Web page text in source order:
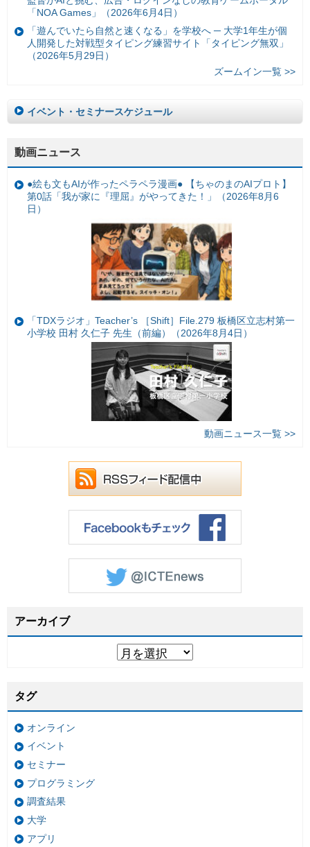
「NOA Games」（2026年6月4日）
「遊んでいたら自然と速くなる」を学校へ ─ 大学1年生が個
人開発した対戦型タイピング練習サイト「タイピング無双」
（2026年5月29日）
ズームイン一覧 >>
イベント・セミナースケジュール
動画ニュース
●絵も文もAIが作ったペラペラ漫画● 【ちゃのまのAIプロト】
第0話「我が家に『理屈』がやってきた！」（2026年8月6
日）
「TDXラジオ」Teacher’s ［Shift］File.279 板橋区立志村第一
小学校 田村 久仁子 先生（前編）（2026年8月4日）
動画ニュース一覧 >>
アーカイブ
タグ
オンライン
イベント
セミナー
プログラミング
調査結果
大学
アプリ